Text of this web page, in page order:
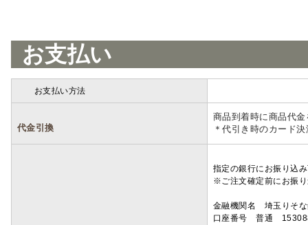
お支払い
お支払い方法
代金引換
商品到着時に商品代
＊代引き時のカード
指定の銀行にお振り込
※ご注文確定前にお振
金融機関名 埼玉りそ
口座番号 普通